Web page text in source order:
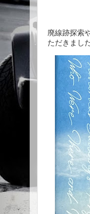
廃線跡探索
ただきました